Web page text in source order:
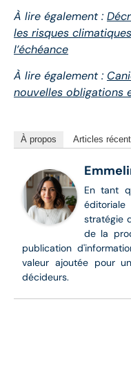
À lire également :
les risques
l’échéance
À lire également :
nouvelles obligations
À propos Articles
En tant
stratégie
de la
publication
valeur ajoutée pour
décideurs.